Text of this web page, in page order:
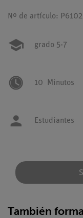
Nº de artículo:
grado 5-7
10 Minutos
Estudiantes
También